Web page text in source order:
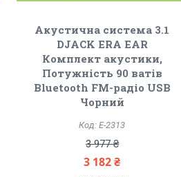
Акустична система 3.1
DJACK ERA EAR
Комплект акустики,
Потужність 90 ватів
Bluetooth FM-радіо USB
Чорний
E-2313
3 977 ₴
3 182 ₴